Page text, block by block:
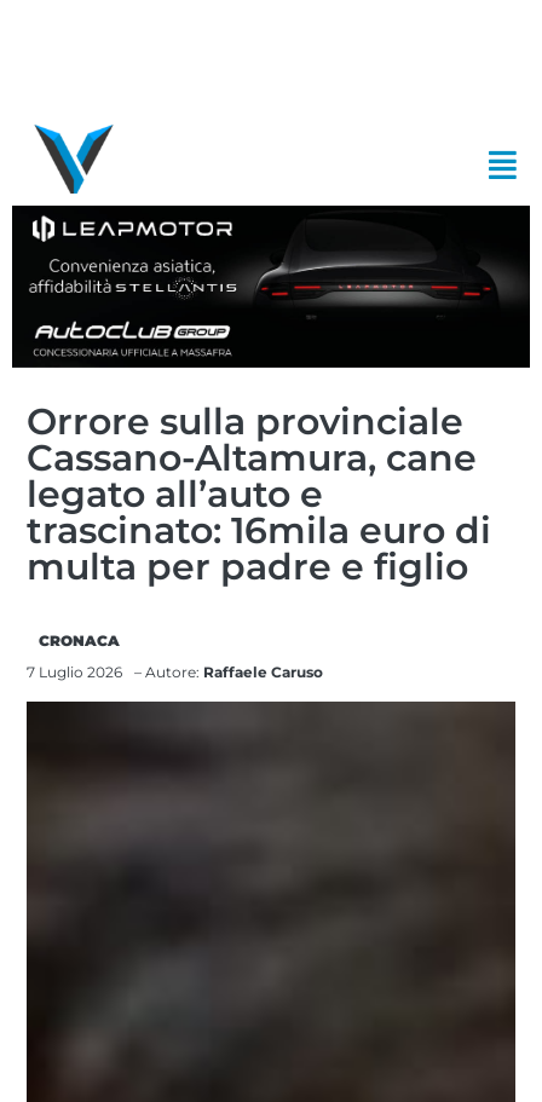
Orrore sulla provinciale
Cassano-Altamura, cane
legato all’auto e
trascinato: 16mila euro di
multa per padre e figlio
CRONACA
7 Luglio 2026
– Autore: Raffaele Caruso